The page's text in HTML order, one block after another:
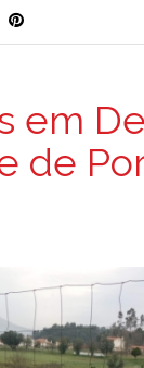
em
de